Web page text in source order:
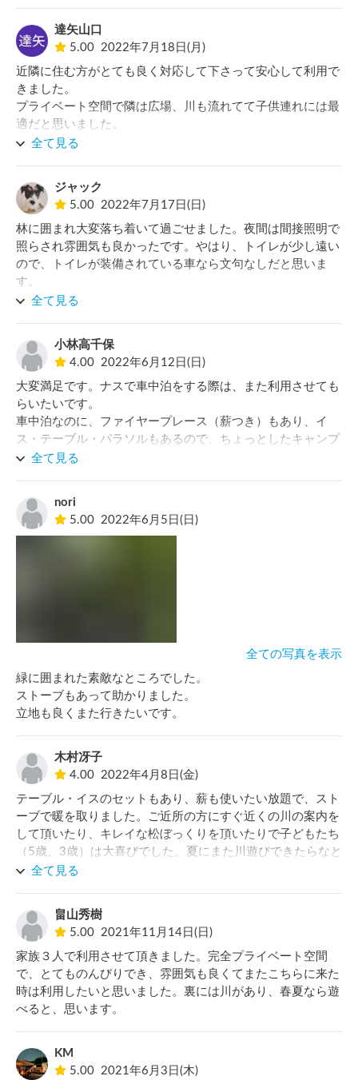
達矢山口
5.00 2022年7月18日(月)
近隣に住む方がとても良く対応して下さって安心して利用で
きました。
プライベート空間で隣は広場、川も流れてて子供連れには最
適だと思いました。
ありがとうございました。
全て見る
ジャック
5.00 2022年7月17日(日)
林に囲まれ大変落ち着いて過ごせました。夜間は間接照明で
照らされ雰囲気も良かったです。やはり、トイレが少し遠い
ので、トイレが装備されている車なら文句なしだと思いま
す。
１台のみで利用できるので、犬連れの我が家には散歩もでき
全て見る
小林高千保
4.00 2022年6月12日(日)
大変満足です。ナスで車中泊をする際は、また利用させても
らいたいです。
車中泊なのに、ファイヤープレース（薪つき）もあり、イ
ス・テーブル・パラソルもあるので、ちょっとしたキャンプ
の趣です。駐車スペースがやや傾斜しているので、薪を使っ
全て見る
nori
5.00 2022年6月5日(日)
全ての写真を表示
緑に囲まれた素敵なところでした。
ストーブもあって助かりました。
木村冴子
4.00 2022年4月8日(金)
テーブル・イスのセットもあり、薪も使いたい放題で、スト
ーブで暖を取りました。ご近所の方にすぐ近くの川の案内を
して頂いたり、キレイな松ぼっくりを頂いたりで子どもたち
（5歳、3歳）は大喜びでした。夏にまた川遊びできたらなと
思いますが、ネックなのはトイレの距離…道の駅までの5分
りがたいと思います。
全て見る
畠山秀樹
5.00 2021年11月14日(日)
家族３人で利用させて頂きました。完全プライベート空間
で、とてものんびりでき、雰囲気も良くてまたこちらに来た
時は利用したいと思いました。裏には川があり、春夏なら遊
べると、思います。
KM
5.00 2021年6月3日(木)